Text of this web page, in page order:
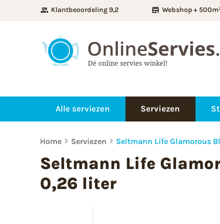
Klantbeoordeling 9,2 Webshop +
Alle serviezen Serviezen
Home Serviezen Seltmann Life Glamorous
Seltmann Life
0,26 liter